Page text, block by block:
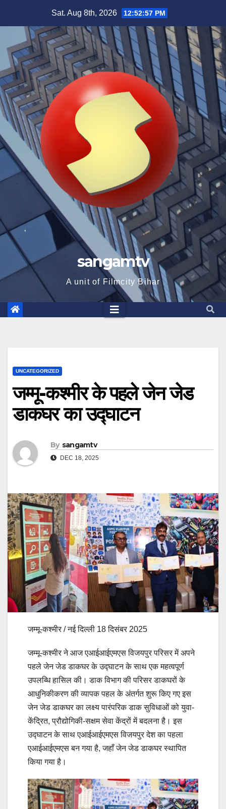
content
Sat. Aug 8th, 2026 12:52:58 PM
sangamtv
A unit of Filmcity Bihar
UNCATEGORIZED
जम्मू-कश्मीर के पहले जेन जेड
डाकघर का उद्घाटन
By sangamtv
DEC 18, 2025
जम्मू-कश्मीर / नई दिल्ली 18 दिसंबर 2025
जम्मू-कश्मीर ने आज एआईआईएमएस विजयपुर परिसर में अपने
पहले जेन जेड डाकघर के उद्घाटन के साथ एक महत्वपूर्ण
उपलब्धि हासिल की। डाक विभाग की परिसर डाकघरों के
आधुनिकीकरण की व्यापक पहल के अंतर्गत शुरू किए गए इस
जेन जेड डाकघर का लक्ष्य पारंपरिक डाक सुविधाओं को युवा-
केंद्रित, प्रौद्योगिकी-सक्षम सेवा केंद्रों में बदलना है। इस
उद्घाटन के साथ एआईआईएमएस विजयपुर देश का पहला
एआईआईएमएस बन गया है, जहाँ जेन जेड डाकघर स्थापित
किया गया है।